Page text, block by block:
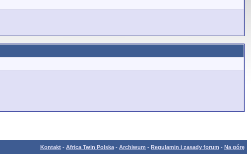
Kontakt - Africa Twin Polska - Archiwum - Regulamin i zasady forum - Na górę